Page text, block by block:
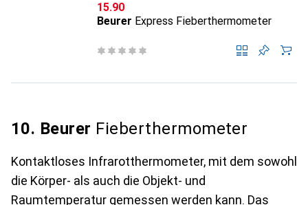
CHF
15.90
Beurer Express Fieberthermometer
10. Beurer Fieberthermometer
Kontaktloses Infrarotthermometer, mit dem sowohl
die Körper- als auch die Objekt- und
Raumtemperatur gemessen werden kann. Das